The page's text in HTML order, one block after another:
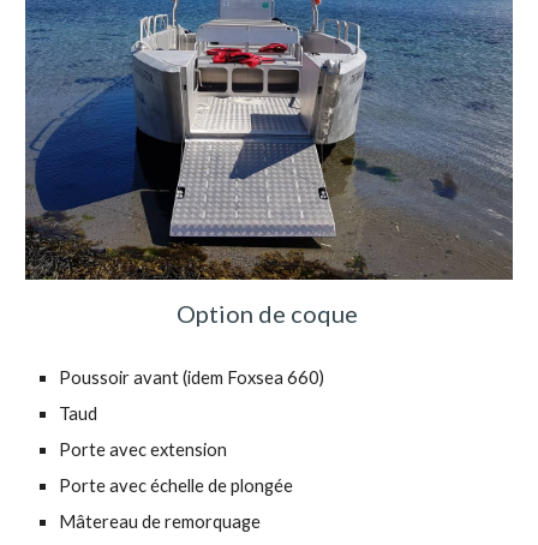
Option de coque
Poussoir avant (idem Foxsea 660)
Taud
Porte avec extension
Porte avec échelle de plongée
Mâtereau de remorquage